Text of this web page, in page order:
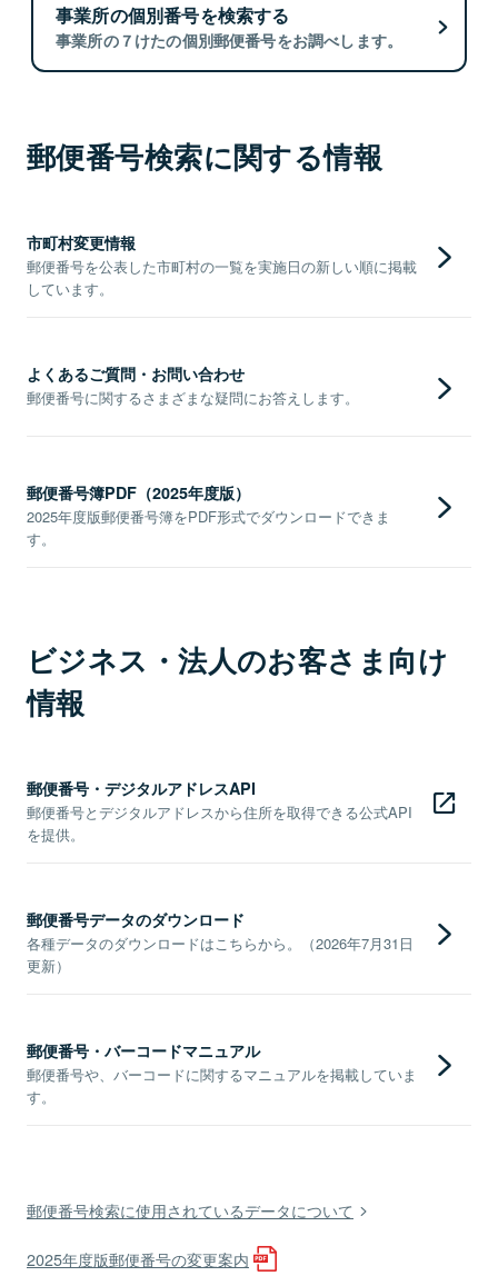
事業所の個別番号を検索する
事業所の７けたの個別郵便番号をお調べします。
郵便番号検索に関する情報
市町村変更情報
郵便番号を公表した市町村の一覧を実施日の新しい順に掲載
しています。
よくあるご質問・お問い合わせ
郵便番号に関するさまざまな疑問にお答えします。
郵便番号簿PDF（2025年度版）
2025年度版郵便番号簿をPDF形式でダウンロードできま
す。
ビジネス・法人のお客さま向け
情報
郵便番号・デジタルアドレスAPI
郵便番号とデジタルアドレスから住所を取得できる公式API
を提供。
郵便番号データのダウンロード
各種データのダウンロードはこちらから。（2026年7月31日
更新）
郵便番号・バーコードマニュアル
郵便番号や、バーコードに関するマニュアルを掲載していま
す。
郵便番号検索に使用されているデータについて
2025年度版郵便番号の変更案内